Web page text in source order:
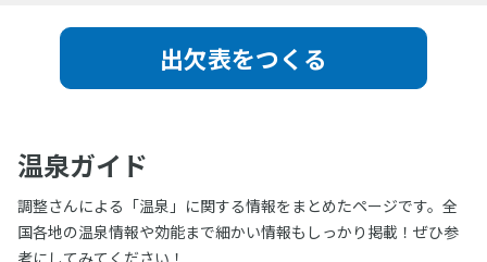
出欠表をつくる
温泉ガイド
調整さんによる「温泉」に関する情報をまとめたページです。全
国各地の温泉情報や効能まで細かい情報もしっかり掲載！ぜひ参
考にしてみてください！